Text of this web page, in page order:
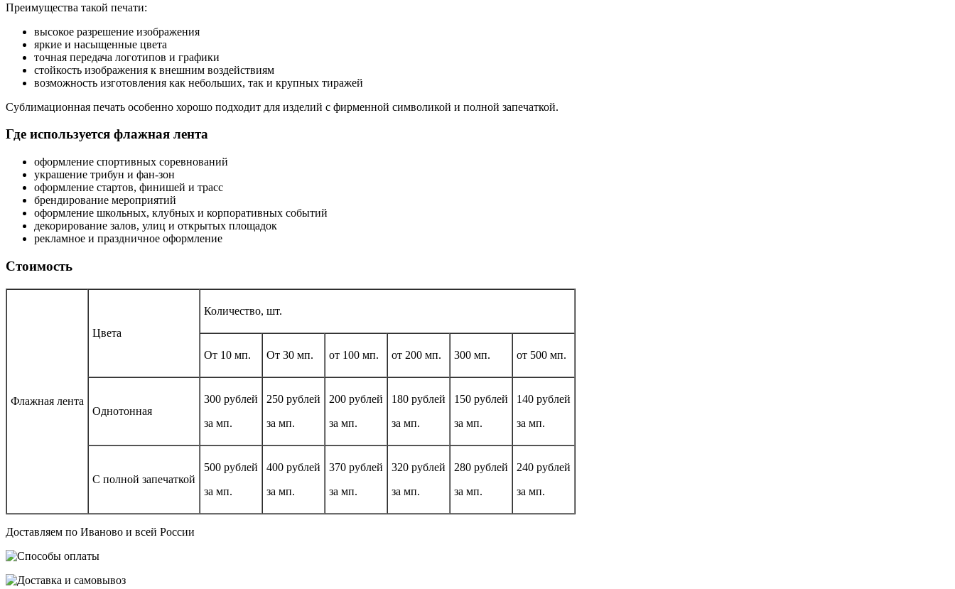
Преимущества такой печати:
высокое разрешение изображения
яркие и насыщенные цвета
точная передача логотипов и графики
стойкость изображения к внешним воздействиям
возможность изготовления как небольших, так и крупных тиражей
Сублимационная печать особенно хорошо подходит для изделий с фирменной символикой и полной запечаткой.
Где используется флажная лента
оформление спортивных соревнований
украшение трибун и фан-зон
оформление стартов, финишей и трасс
брендирование мероприятий
оформление школьных, клубных и корпоративных событий
декорирование залов, улиц и открытых площадок
рекламное и праздничное оформление
Стоимость
Флажная лента
Цвета
Количество, шт.
От 10 мп. От 30 мп. от 100 мп. от 200 мп. 300 мп. от 500 мп.
Однотонная
300 рублей
за мп.
250 рублей
за мп.
200 рублей
за мп.
180 рублей
за мп.
150 рублей
за мп.
140 рублей
за мп.
С полной запечаткой
500 рублей
за мп.
400 рублей
за мп.
370 рублей
за мп.
320 рублей
за мп.
280 рублей
за мп.
240 рублей
за мп.
Доставляем по Иваново и всей России